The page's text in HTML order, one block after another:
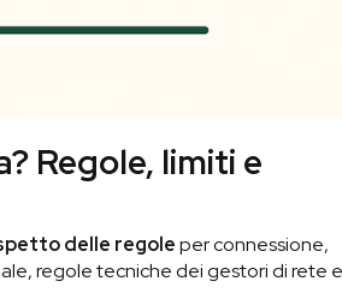
Regole, limiti e
delle regoleper connessione,
regole tecniche dei gestori di rete e